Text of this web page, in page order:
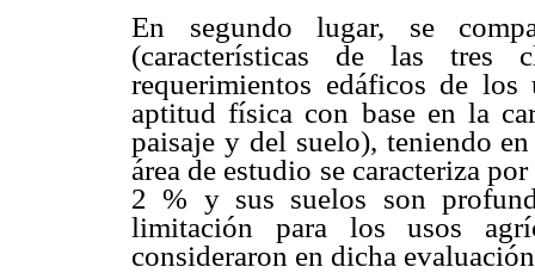
En segundo lugar, se
(características de las tres
requerimientos edáficos de
aptitud física con base en la
paisaje y del suelo), teniendo
área de estudio se caracteriza
2 % y sus suelos son
limitación para los usos
consideraron en dicha